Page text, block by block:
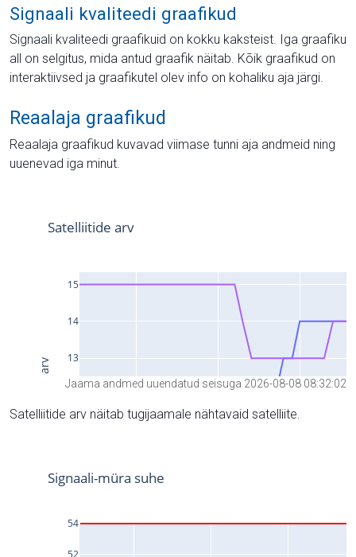
Signaali kvaliteedi graafikud
Signaali kvaliteedi graafikuid on kokku kaksteist. Iga graafiku
all on selgitus, mida antud graafik näitab. Kõik graafikud on
interaktiivsed ja graafikutel olev info on kohaliku aja järgi.
Reaalaja graafikud
Reaalaja graafikud kuvavad viimase tunni aja andmeid ning
uuenevad iga minut.
Jaama andmed uuendatud seisuga 2026-08-08 08:32:02
Satelliitide arv näitab tugijaamale nähtavaid satelliite.